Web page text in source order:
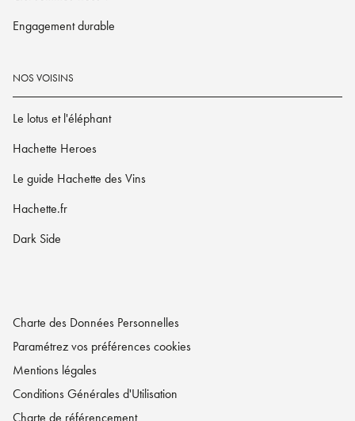
Engagement durable
NOS VOISINS
Le lotus et l'éléphant
Hachette Heroes
Le guide Hachette des Vins
Hachette.fr
Dark Side
Charte des Données Personnelles
Paramétrez vos préférences cookies
Mentions légales
Conditions Générales d'Utilisation
Charte de référencement